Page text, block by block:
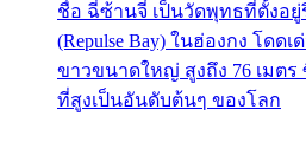
ชื่อ ฉี่ซ้านจี๋ เป็นวัดพุทธที่ตั้งอยู่
(Repulse Bay) ในฮ่องกง โด
ขาวขนาดใหญ่ สูงถึง 76 เมตร
ที่สูงเป็นอันดับต้นๆ ของโลก